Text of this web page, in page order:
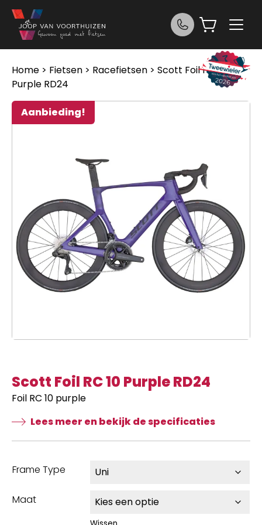
Ga naar de inhoud
Home > Fietsen > Racefietsen > Scott Foil RC 10
Purple RD24
Aanbieding!
Scott Foil RC 10 Purple RD24
Foil RC 10 purple
Lees meer en bekijk de specificaties
Frame Type
Maat